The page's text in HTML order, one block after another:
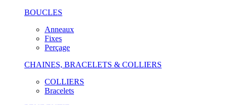
BOUCLES
Anneaux
Fixes
Perçage
CHAINES, BRACELETS & COLLIERS
COLLIERS
Bracelets